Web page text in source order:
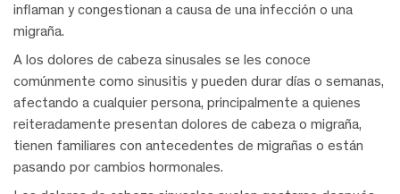
inflaman y congestionan a causa de una infección o una
migraña.
A los dolores de cabeza sinusales se les conoce
comúnmente como sinusitis y pueden durar días o semanas,
afectando a cualquier persona, principalmente a quienes
reiteradamente presentan dolores de cabeza o migraña,
tienen familiares con antecedentes de migrañas o están
pasando por cambios hormonales.